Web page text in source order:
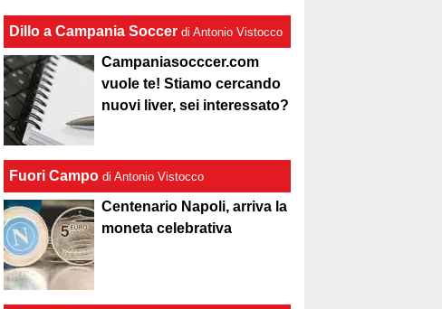
Dillo a Campania Soccer di Antonio Vistocco
Campaniasocccer.com
vuole te! Stiamo cercando
nuovi liver, sei interessato?
Fuori Campo di Antonio Vistocco
Centenario Napoli, arriva la
moneta celebrativa